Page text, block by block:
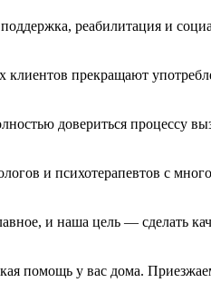
реабилитация и
прекращают
довериться процессу
и психотерапевтов с
и наша цель — сделать
помощь у вас дома.